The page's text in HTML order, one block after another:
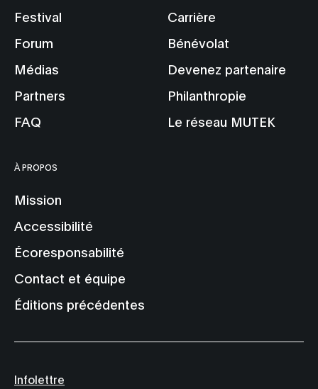
Festival
Forum
Médias
Partners
FAQ
Carrière
Bénévolat
Devenez partenaire
Philanthropie
Le réseau MUTEK
À PROPOS
Mission
Accessibilité
Écoresponsabilité
Contact et équipe
Éditions précédentes
Infolettre